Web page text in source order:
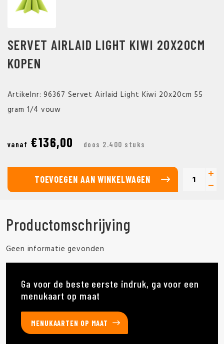
SERVET AIRLAID LIGHT KIWI 20X20CM
KOPEN
Artikelnr: 96367 Servet Airlaid Light Kiwi 20x20cm 55
gram 1/4 vouw
vanaf €136,00 doos 2.400 stuks
TOEVOEGEN AAN WINKELWAGEN
Productomschrijving
Geen informatie gevonden
Ga voor de beste eerste indruk, ga voor een
menukaart op maat
MENUKAARTEN OP MAAT